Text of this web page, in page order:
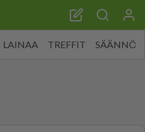
LAINAA TREFFIT SÄÄNNÖT